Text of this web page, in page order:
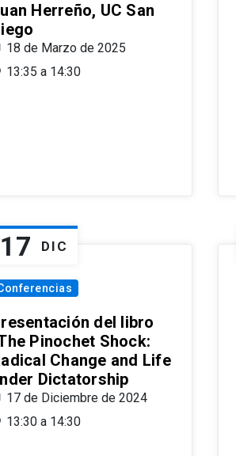
Herreño, UC San
18 de Marzo de 2025
13:35 a 14:30
17 DIC
del libro
Pinochet Shock:
Change and Life
Dictatorship
17 de Diciembre de 2024
13:30 a 14:30